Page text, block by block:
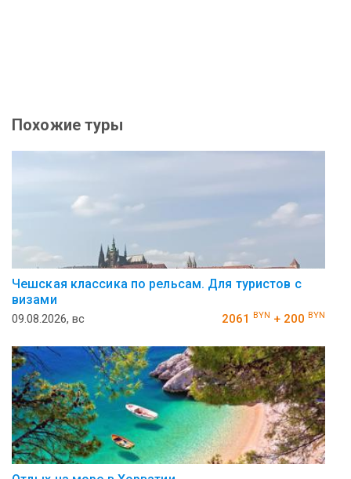
Похожие туры
Чешская классика по рельсам. Для туристов с
визами
09.08.2026, вс 2061 BYN + 200 BYN